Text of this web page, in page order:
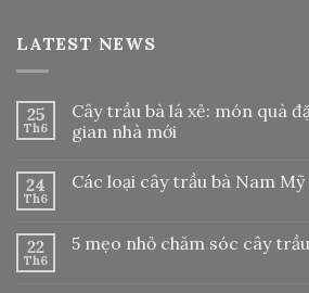
LATEST NEWS
25
Th6
Cây trầu bà lá xẻ: món quà
gian nhà mới
24
Th6
Các loại cây trầu bà Nam
22
Th6
5 mẹo nhỏ chăm sóc cây